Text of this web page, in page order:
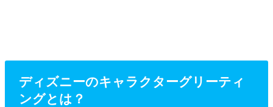
ディズニーのキャラクターグリーティ
ングとは？